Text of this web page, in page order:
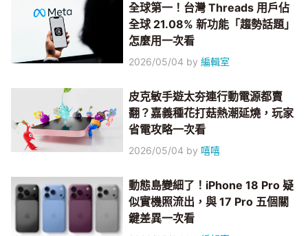
全球第一！台灣 Threads 用戶佔
全球 21.08% 新功能「趨勢話題」
怎麼用一次看
2026/05/04 by編輯室
皮克敏手遊太夯連行動電源都賣
翻？嘉義種花打菇熱潮延燒，玩家
省電攻略一次看
2026/05/04 by 嘻嘻
動態島變細了！iPhone 18 Pro 疑
似實機照流出，與 17 Pro 五個關
鍵差異一次看